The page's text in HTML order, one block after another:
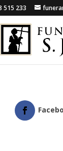
515 233